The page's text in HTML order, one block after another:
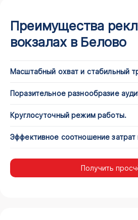
Преимущества
вокзалах в Белово
Масштабный охват и стабильный
Поразительное разнообразие
Круглосуточный режим работы.
Эффективное соотношение затрат
Получить